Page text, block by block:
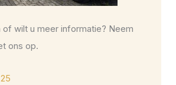
of wilt u meer informatie? Neem
ons op.